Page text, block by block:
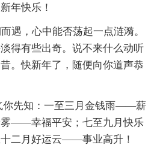
年快乐！
遇，心中能否荡起一点涟漪。
得有些出奇。说不来什么动听
。快新年了，随便向你道声恭
你先知：一至三月金钱雨——薪
雾——幸福平安；七至九月快乐
二月好运云——事业高升！